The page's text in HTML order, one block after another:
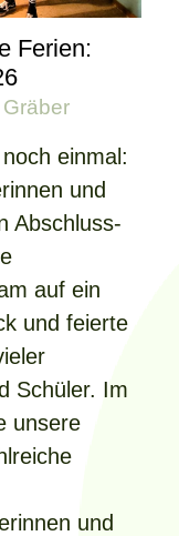
Ferien:
einmal:
und
Abschluss-
auf ein
und feierte
Schüler. Im
unsere
und